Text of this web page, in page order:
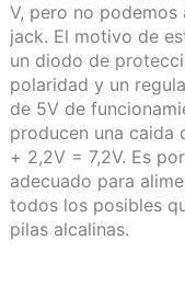
V, pero no
jack. El motivo de
un diodo de
polaridad y un
de 5V de
producen una caida
+ 2,2V = 7,2V. Es
adecuado para
todos los posibles
pilas alcalinas.